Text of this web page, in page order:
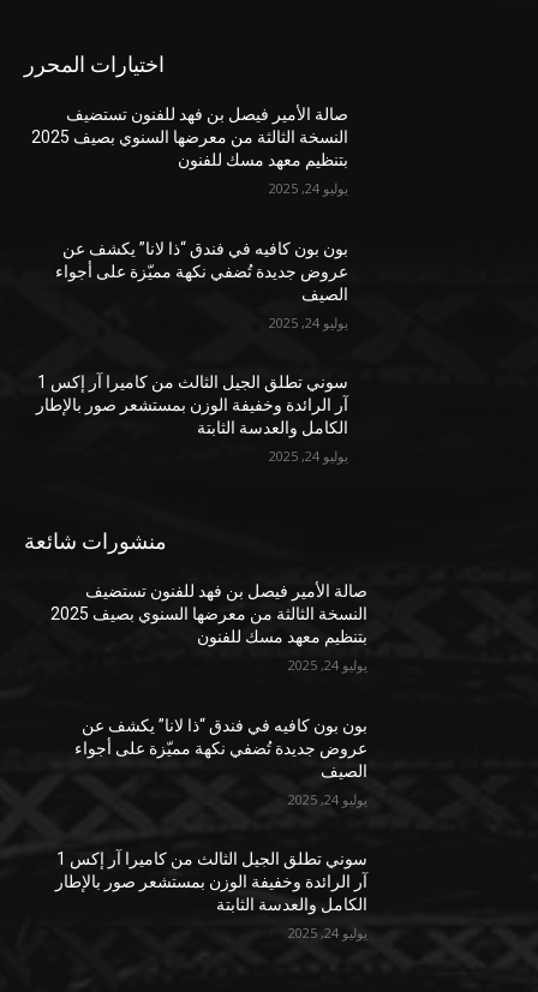
اختيارات المحرر
صالة الأمير فيصل بن فهد للفنون تستضيف
النسخة الثالثة من معرضها السنوي بصيف 2025
بتنظيم معهد مسك للفنون
يوليو 24, 2025
بون بون كافيه في فندق “ذا لانا” يكشف عن
عروض جديدة تُضفي نكهة مميّزة على أجواء
الصيف
يوليو 24, 2025
سوني تطلق الجيل الثالث من كاميرا آر إكس 1
آر الرائدة وخفيفة الوزن بمستشعر صور بالإطار
الكامل والعدسة الثابتة
يوليو 24, 2025
منشورات شائعة
صالة الأمير فيصل بن فهد للفنون تستضيف
النسخة الثالثة من معرضها السنوي بصيف 2025
بتنظيم معهد مسك للفنون
يوليو 24, 2025
بون بون كافيه في فندق “ذا لانا” يكشف عن
عروض جديدة تُضفي نكهة مميّزة على أجواء
الصيف
يوليو 24, 2025
سوني تطلق الجيل الثالث من كاميرا آر إكس 1
آر الرائدة وخفيفة الوزن بمستشعر صور بالإطار
الكامل والعدسة الثابتة
يوليو 24, 2025